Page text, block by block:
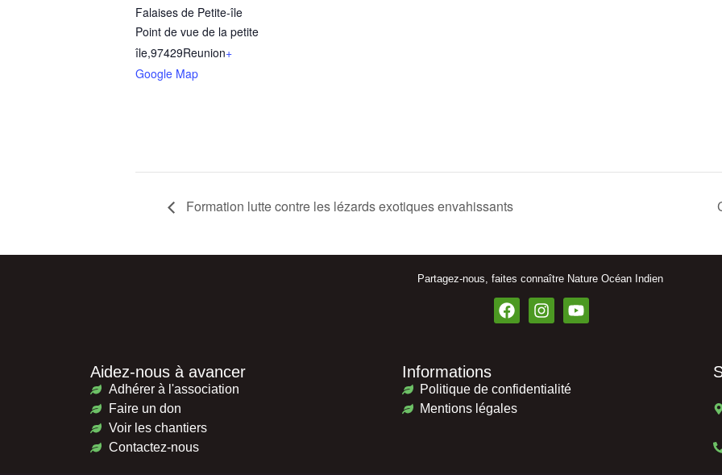
Falaises de Petite-île
Point de vue de la petite
île,97429Reunion+
Google Map
Formation lutte contre les lézards exotiques envahissants
Partagez-nous, faites connaître Nature Océan Indien
Aidez-nous à avancer
Adhérer à l'association
Faire un don
Voir les chantiers
Contactez-nous
Informations
Politique de confidentialité
Mentions légales